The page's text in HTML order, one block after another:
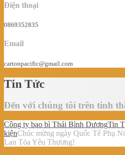
Điện thoại
0869352835
Email
cartonpacific@gmail.com
Tin Tức
Đến với chúng tôi trên tinh
Công ty bao bì Thái Bình DươngTin
kiệnChúc mừng ngày Quốc Tế Phụ
Lan Tỏa Yêu Thương!